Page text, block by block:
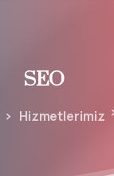
SEO
Hizmetlerimiz